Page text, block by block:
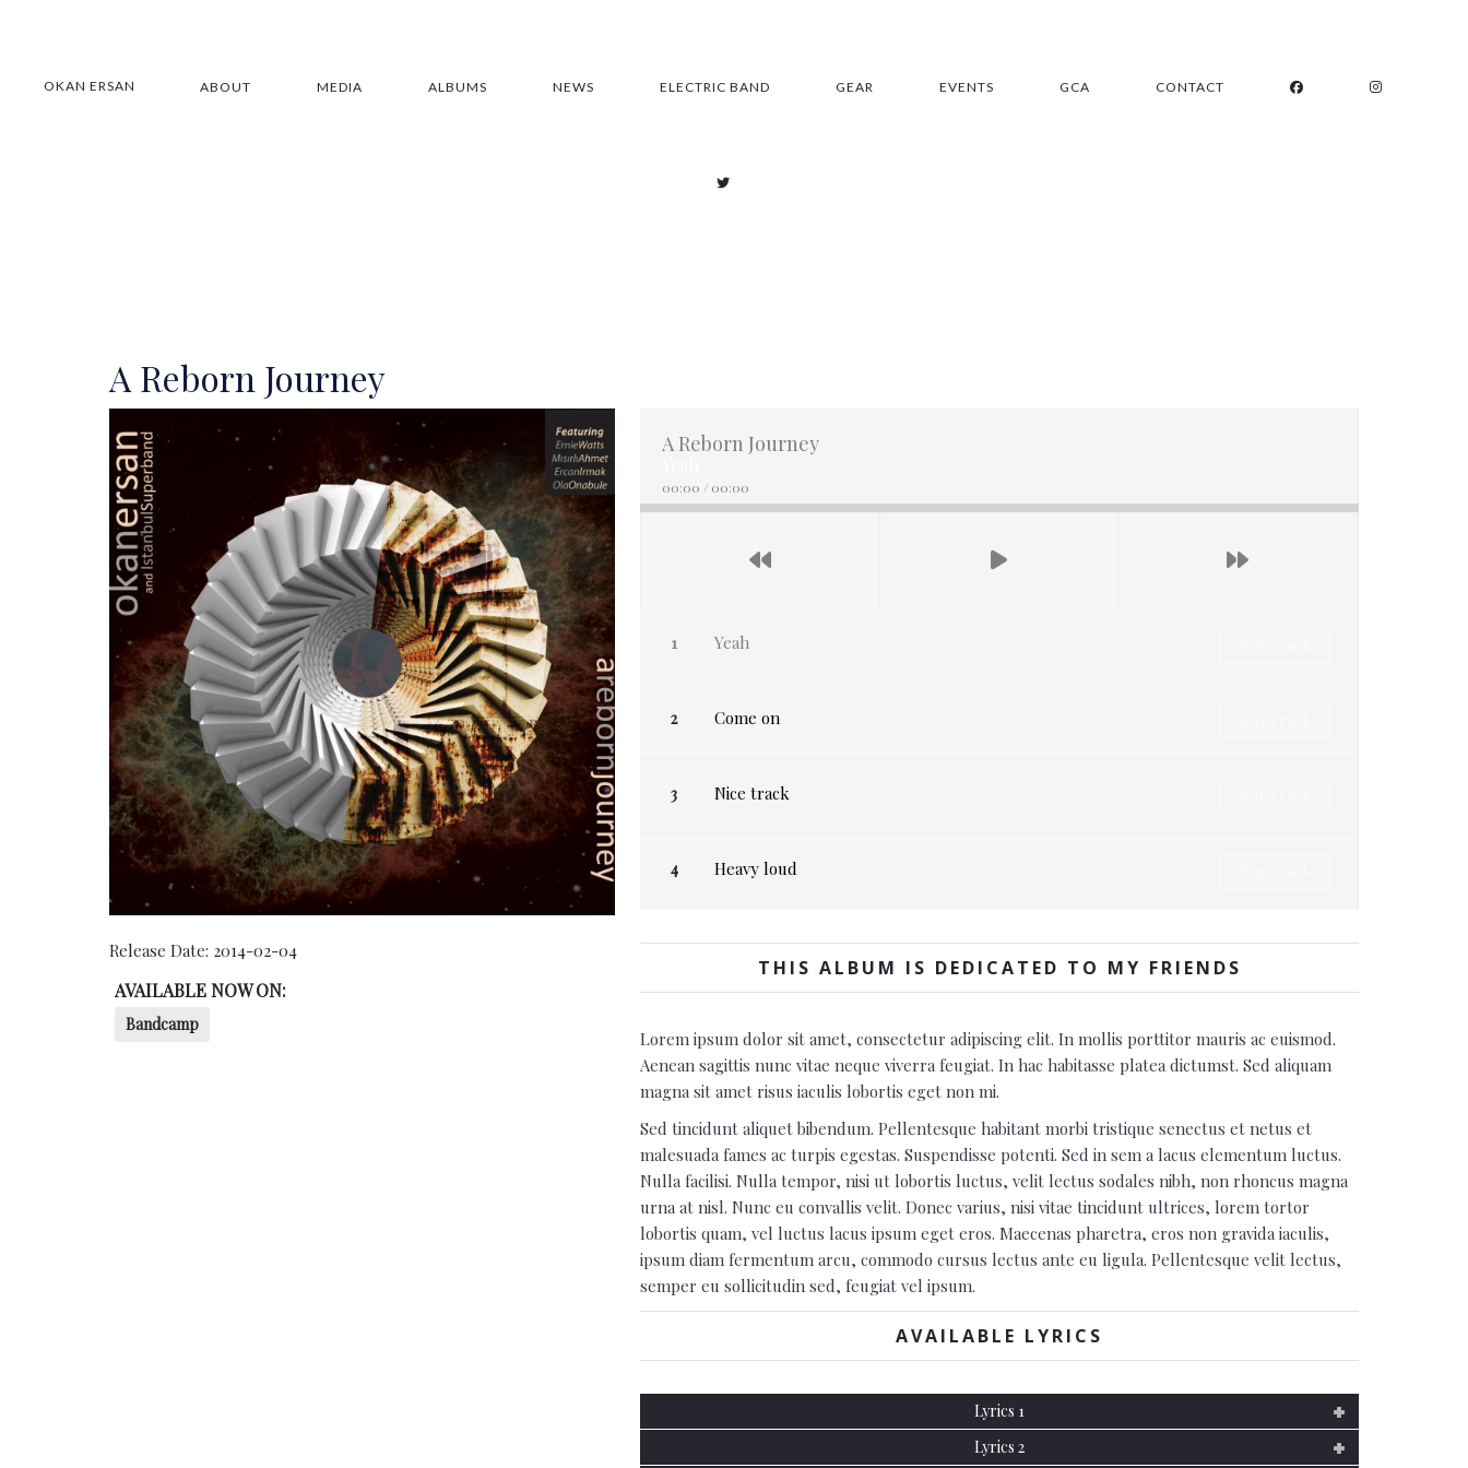
OKAN ERSAN ABOUT MEDIA ALBUMS NEWS ELECTRIC BAND GEAR EVENTS GCA CONTACT
A Reborn Journey
Release Date: 2014-02-04
AVAILABLE NOW ON:
Bandcamp
Yeah
Come on
Nice track
Heavy loud
A Reborn Journey
00:00 / 00:00
THIS ALBUM IS DEDICATED TO MY FRIENDS
Lorem ipsum dolor sit amet, consectetur adipiscing elit. In mollis porttitor mauris ac euismod.
Aenean sagittis nunc vitae neque viverra feugiat. In hac habitasse platea dictumst. Sed aliquam
magna sit amet risus iaculis lobortis eget non mi.
Sed tincidunt aliquet bibendum. Pellentesque habitant morbi tristique senectus et netus et
malesuada fames ac turpis egestas. Suspendisse potenti. Sed in sem a lacus elementum luctus.
Nulla facilisi. Nulla tempor, nisi ut lobortis luctus, velit lectus sodales nibh, non rhoncus magna
urna at nisl. Nunc eu convallis velit. Donec varius, nisi vitae tincidunt ultrices, lorem tortor
lobortis quam, vel luctus lacus ipsum eget eros. Maecenas pharetra, eros non gravida iaculis,
ipsum diam fermentum arcu, commodo cursus lectus ante eu ligula. Pellentesque velit lectus,
semper eu sollicitudin sed, feugiat vel ipsum.
AVAILABLE LYRICS
Lyrics 1
Lyrics 2